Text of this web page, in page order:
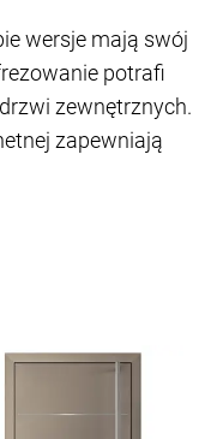
wersje mają swój
potrafi
zewnętrznych.
zapewniają